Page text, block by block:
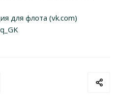
для флота (vk.com)